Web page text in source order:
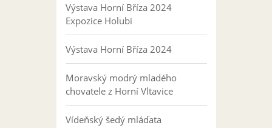
Výstava Horní Bříza 2024
Expozice Holubi
Výstava Horní Bříza 2024
Moravský modrý mladého
chovatele z Horní Vltavice
Vídeňský šedý mláďata